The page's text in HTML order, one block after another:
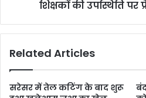
शिक्षकों की उपस्थिति पर
Related Articles
सरेसर में तेल कटिंग के बाद शुरू